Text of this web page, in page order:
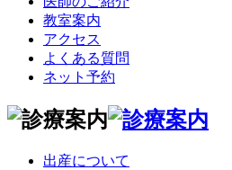
教室案内
アクセス
よくある質問
ネット予約
出産について